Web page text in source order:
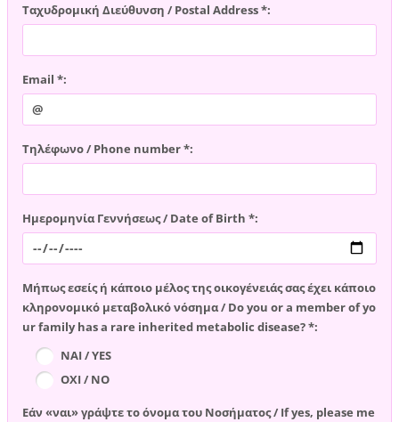
Ταχυδρομική Διεύθυνση / Postal Address *:
Email *:
Τηλέφωνο / Phone number *:
Ημερομηνία Γεννήσεως / Date of Birth *:
Μήπως εσείς ή κάποιο μέλος της οικογένειάς σας έχει κάποιο
κληρονομικό μεταβολικό νόσημα / Do you or a member of yo
ur family has a rare inherited metabolic disease? *:
ΝΑΙ / YES
ΟΧΙ / NO
Εάν «ναι» γράψτε το όνομα του Νοσήματος / If yes, please me